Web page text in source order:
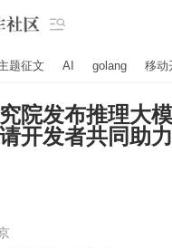

题征文 AI golang 移动
院发布推理大
开发者共同助